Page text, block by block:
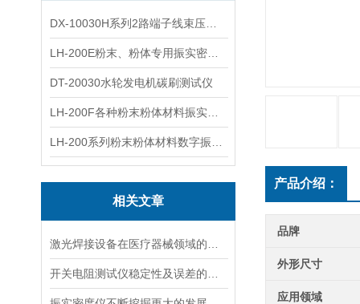
DT-20030水轮发电机碳刷测试仪
相关文章
产品介绍：
品牌
外形尺寸
应用领域